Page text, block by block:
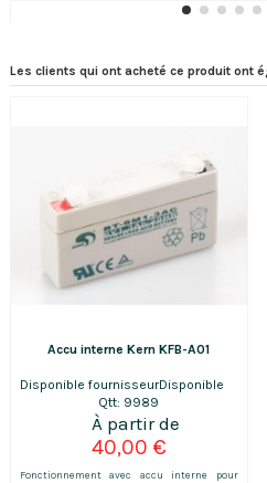
Il...
Les clients qui ont acheté ce produit ont
Accu interne Kern KFB-A01
Disponible fournisseurDisponible
Qtt: 9989
40,00 €
Fonctionnement avec accu interne pour